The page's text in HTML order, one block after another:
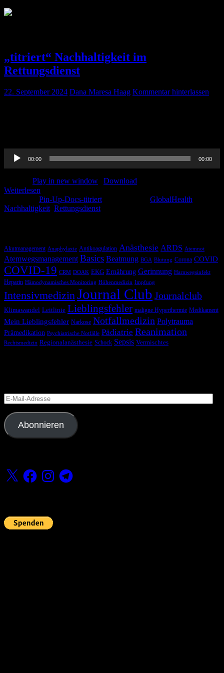
„titriert“ Nachhaltigkeit im
Rettungsdienst
22. September 2024 Dana Maresa Haag Kommentar hinterlassen
Audio-
Player
00:00 00:00
Play in new window
Download
Weiterlesen
Pin-Up-Docs-titriert GlobalHealth
Nachhaltigkeit Rettungsdienst
Akutmanagement Anaphylaxie Antikoagulation Anästhesie ARDS Atemnot
Atemwegsmanagement Basics Beatmung BGA Blutung Corona COVID
COVID-19 CRM DOAK EKG Ernährung Gerinnung Harnwegsinfekt
Heparin Hämodynamisches Monitoring Höhenmedizin Impfung
IntensivmedizinJournal Club Journalclub
Klimawandel Leitlinie Lieblingsfehler maligne Hyperthermie Medikament
Mein Lieblingsfehler Narkose Notfallmedizin Polytrauma
Prämedikation Psychiatrische Notfälle Pädiatrie Reanimation
Rechtsmedizin Regionalanästhesie Schock Sepsis Vermischtes
E-
Mail-
Adresse
Abonnieren
X FacebookInstagramTelegram